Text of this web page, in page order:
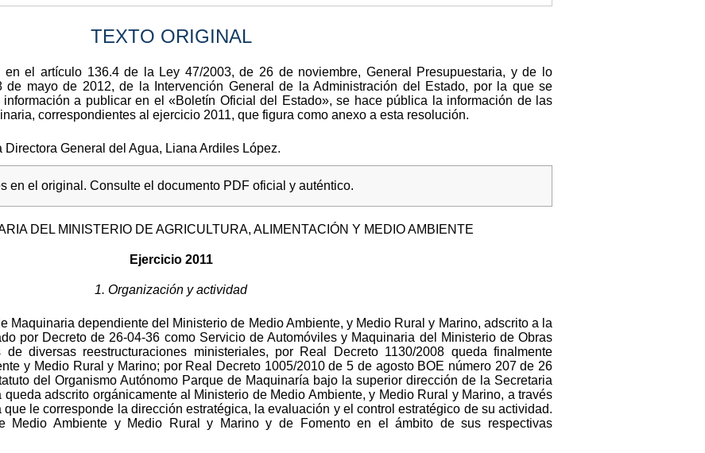
TEXTO ORIGINAL
el artículo 136.4 de la Ley 47/2003, de 26 de noviembre, General Presupuestaria, y de lo
mayo de 2012, de la Intervención General de la Administración del Estado, por la que se
a publicar en el «Boletín Oficial del Estado», se hace pública la información de las
correspondientes al ejercicio 2011, que figura como anexo a esta resolución.
Directora General del Agua, Liana Ardiles López.
en el original. Consulte el documento PDF oficial y auténtico.
DEL MINISTERIO DE AGRICULTURA, ALIMENTACIÓN Y MEDIO AMBIENTE
Ejercicio 2011
1. Organización y actividad
Maquinaria dependiente del Ministerio de Medio Ambiente, y Medio Rural y Marino, adscrito a la
por Decreto de 26-04-36 como Servicio de Automóviles y Maquinaria del Ministerio de Obras
de diversas reestructuraciones ministeriales, por Real Decreto 1130/2008 queda finalmente
y Medio Rural y Marino; por Real Decreto 1005/2010 de 5 de agosto BOE número 207 de 26
del Organismo Autónomo Parque de Maquinaría bajo la superior dirección de la Secretaria
adscrito orgánicamente al Ministerio de Medio Ambiente, y Medio Rural y Marino, a través
le corresponde la dirección estratégica, la evaluación y el control estratégico de su actividad.
Medio Ambiente y Medio Rural y Marino y de Fomento en el ámbito de sus respectivas